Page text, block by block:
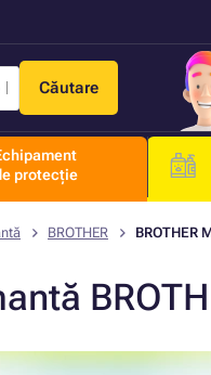
Căutare
protecție
BROTHER BROTHER